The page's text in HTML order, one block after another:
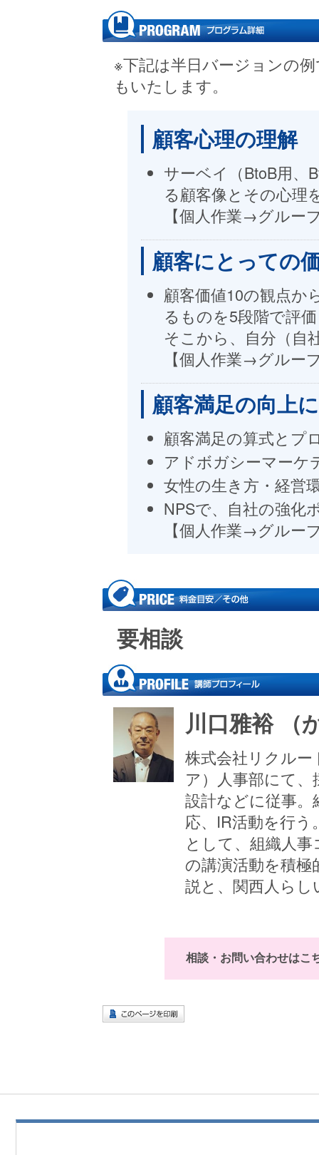
※下記は半日バージョンの
もいたします。
顧客心理の理解
サーベイ（BtoB用、
る顧客像とその心理
【個人作業→グルー
顧客にとっての
顧客価値10の観点か
るものを5段階で評
そこから、自分（自
【個人作業→グルー
顧客満足の向上
顧客満足の算式とプ
アドボガシーマーケ
女性の生き方・経営
NPSで、自社の強化
【個人作業→グルー
要相談
川口雅裕
株式会社リクル
ア）人事部にて
設計などに従事
応、IR活動を行
として、組織人
の講演活動を積
説と、関西人らし
相談・お問い合わせはこ